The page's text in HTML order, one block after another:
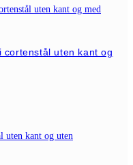
uten kant og